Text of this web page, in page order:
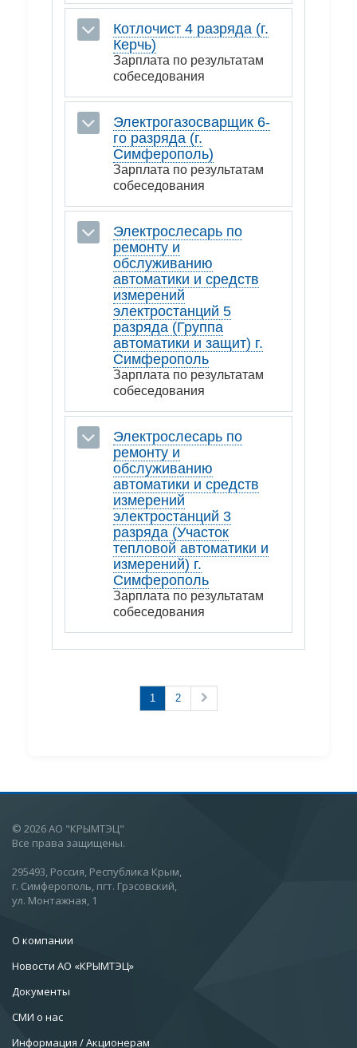
Котлочист 4 разряда (г.
Керчь)
Зарплата по результатам
собеседования
Электрогазосварщик 6-
го разряда (г.
Симферополь)
Зарплата по результатам
собеседования
Электрослесарь по
ремонту и
обслуживанию
автоматики и средств
измерений
электростанций 5
разряда (Группа
автоматики и защит) г.
Симферополь
Зарплата по результатам
собеседования
Электрослесарь по
ремонту и
обслуживанию
автоматики и средств
измерений
электростанций 3
разряда (Участок
тепловой автоматики и
измерений) г.
Симферополь
Зарплата по результатам
собеседования
1 2
© 2026 АО "КРЫМТЭЦ"
Все права защищены.
295493, Россия, Республика Крым,
г. Симферополь, пгт. Грэсовский,
ул. Монтажная, 1
О компании
Новости АО «КРЫМТЭЦ»
Документы
СМИ о нас
Информация / Акционерам